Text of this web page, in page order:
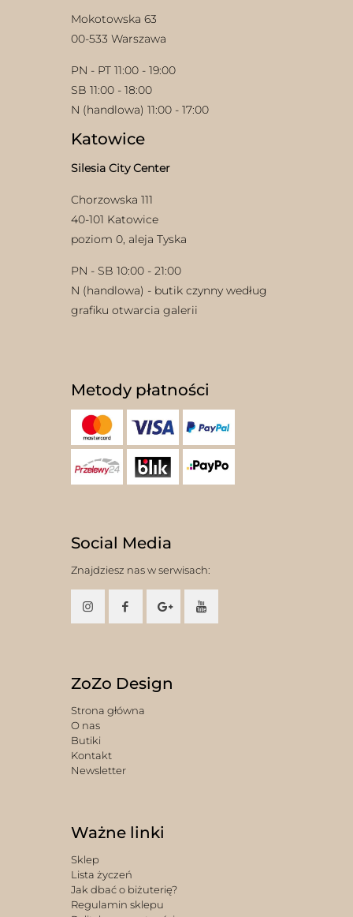
Mokotowska 63
00-533 Warszawa
PN - PT 11:00 - 19:00
SB 11:00 - 18:00
N (handlowa) 11:00 - 17:00
Katowice
Silesia City Center
Chorzowska 111
40-101 Katowice
poziom 0, aleja Tyska
PN - SB 10:00 - 21:00
N (handlowa) - butik czynny według
grafiku otwarcia galerii
Metody płatności
Social Media
Znajdziesz nas w serwisach:
ZoZo Design
Strona główna
O nas
Butiki
Kontakt
Newsletter
Ważne linki
Sklep
Lista życzeń
Jak dbać o biżuterię?
Regulamin sklepu